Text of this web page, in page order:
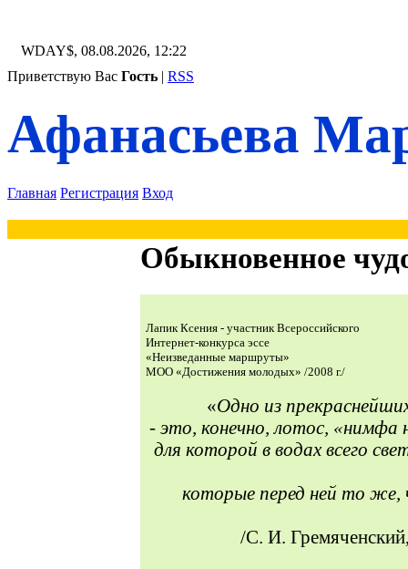
WDAY$, 08.08.2026, 12:22
Приветствую Вас Гость | RSS
Афанасьева
Главная Регистрация Вход
Обыкновенное
Лапик Ксения - участник Всероссийского
Интернет-конкурса эссе
«Неизведанные маршруты»
МОО «Достижения молодых» /2008 г./
«Одно из
- это, конечно, лотос, «нимфа
для которой в водах всего
которые перед ней то же,
/С. И.